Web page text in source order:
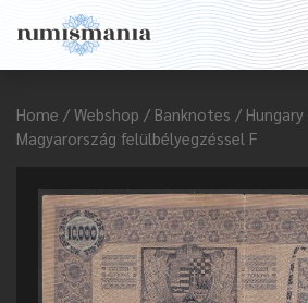
Home / Webshop / Banknotes / Hungary
Magyarország felülbélyegzéssel F